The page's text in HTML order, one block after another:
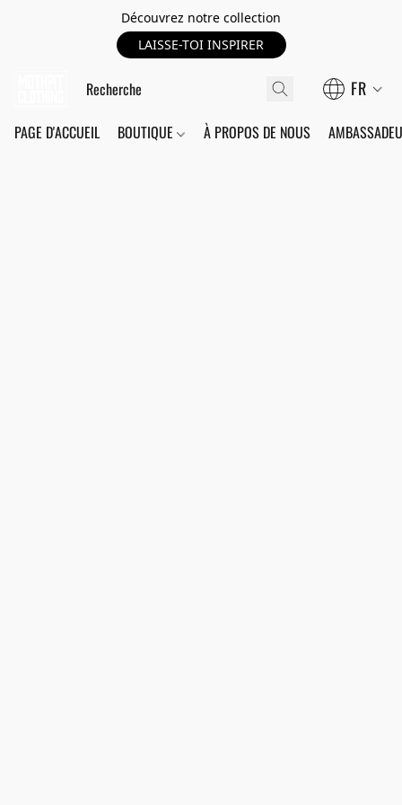
Découvrez notre collection
LAISSE-TOI INSPIRER
FR
PAGE D'ACCUEIL BOUTIQUE À PROPOS DE NOUS